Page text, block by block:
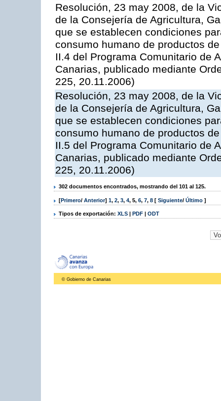
Resolución, 23 may 2008, de la
de la Consejería de Agricultura,
que se establecen condiciones
consumo humano de productos
II.4 del Programa Comunitario de
Canarias, publicado mediante
225, 20.11.2006)
Resolución, 23 may 2008, de la
de la Consejería de Agricultura,
que se establecen condiciones
consumo humano de productos
II.5 del Programa Comunitario de
Canarias, publicado mediante
225, 20.11.2006)
302 documentos encontrados, mostrando del 101 al 125.
[Primero/ Anterior] 1, 2, 3, 4, 5, 6, 7, 8 [ Siguiente/ Último ]
Tipos de exportación: XLS | PDF | ODT
© Gobierno de Canarias